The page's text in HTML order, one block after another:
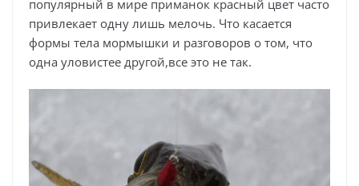
популярный в мире приманок красный цвет часто
привлекает одну лишь мелочь. Что касается
формы тела мормышки и разговоров о том, что
одна уловистее другой,все это не так.